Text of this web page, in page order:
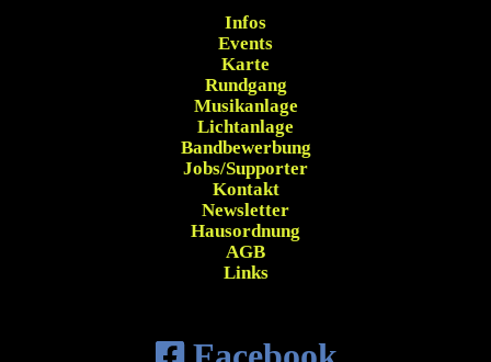
Infos
Events
Karte
Rundgang
Musikanlage
Lichtanlage
Bandbewerbung
Jobs/Supporter
Kontakt
Newsletter
Hausordnung
AGB
Links